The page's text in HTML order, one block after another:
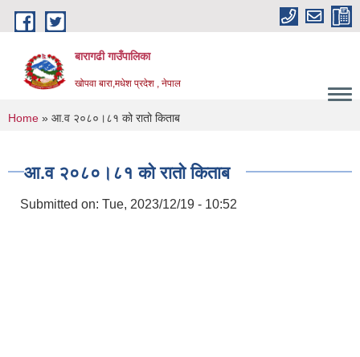
Skip to main content
बारागढी गाउँपालिका
खोपवा बारा,मधेश प्रदेश , नेपाल
You are here
Home » आ.व २०८०।८१ को रातो किताब
आ.व २०८०।८१ को रातो किताब
Submitted on: Tue, 2023/12/19 - 10:52